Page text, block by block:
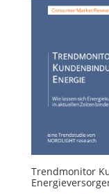
Trendmonitor